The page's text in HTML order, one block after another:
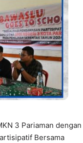
3 Pariaman dengan
Bersama